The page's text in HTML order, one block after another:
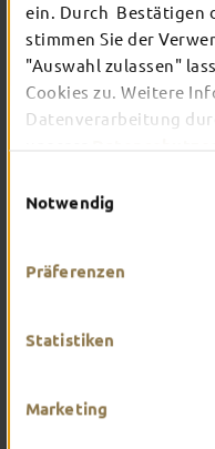
ein. Durch Bestätigen
stimmen Sie der
"Auswahl zulassen"
Cookies zu. Weitere
Datenverarbeitung
Notwendig
Präferenzen
Statistiken
Marketing
In Fulda ist
Konzert, Musical,
Theater –
und Highlights in